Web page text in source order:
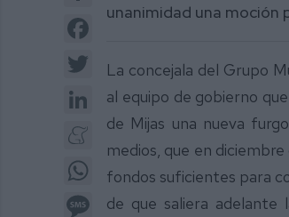
Facebook
LinkedIn
Meneame
Message
unanimidad una moción
La concejala del Grupo
al equipo de gobierno
de Mijas una nueva
medios, que en
fondos suficientes para
de que saliera adelante